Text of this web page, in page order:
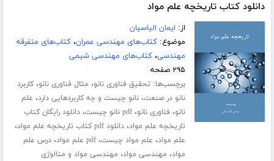
دانلود کتاب تاریخچه علم مواد
از: ایمان الیاسیان
موضوع:کتاب‌های مهندسی عمران،کتاب‌های متفرقه
مهندسی،کتاب‌های مهندسی شیمی
۲۹۵ صفحه
برچسب‌ها: تحقیق فناوری نانو، مثال فناوری نانو،کاربرد
نانو در صنعت،نانو چیست و چه کاربردهایی دارد، علم
نانو، فناوری نانو،pdf نانو چیست ،دانلود رایگان کتاب
تاریخچه علم مواد،دانلود pdf کتاب تاریخچه علم مواد ،
علم مواد، علم مواد چیست،pdf علم مواد ،درس علم
مواد، مهندسی مواد، مهندسی مواد و متالوژی